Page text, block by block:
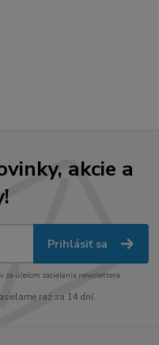
akcie a
Prihlásiť sa
za účelom zasielania newslettera.
raz za 14 dní.